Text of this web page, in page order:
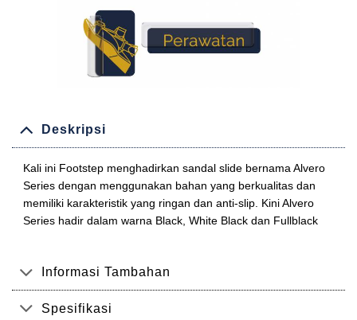
Deskripsi
Kali ini Footstep menghadirkan sandal slide bernama Alvero
Series dengan menggunakan bahan yang berkualitas dan
memiliki karakteristik yang ringan dan anti-slip. Kini Alvero
Series hadir dalam warna Black, White Black dan Fullblack
Informasi Tambahan
Spesifikasi